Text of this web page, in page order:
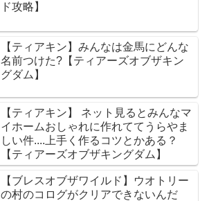
ド攻略】
【ティアキン】みんなは金馬にどんな
名前つけた?【ティアーズオブザキン
グダム】
【ティアキン】 ネット見るとみんなマ
イホームおしゃれに作れててうらやま
しい件....上手く作るコツとかある？
【ティアーズオブザキングダム】
【ブレスオブザワイルド】ウオトリー
の村のコログがクリアできないんだ